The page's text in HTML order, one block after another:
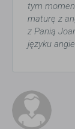
tym
maturę z
z Panią
języku